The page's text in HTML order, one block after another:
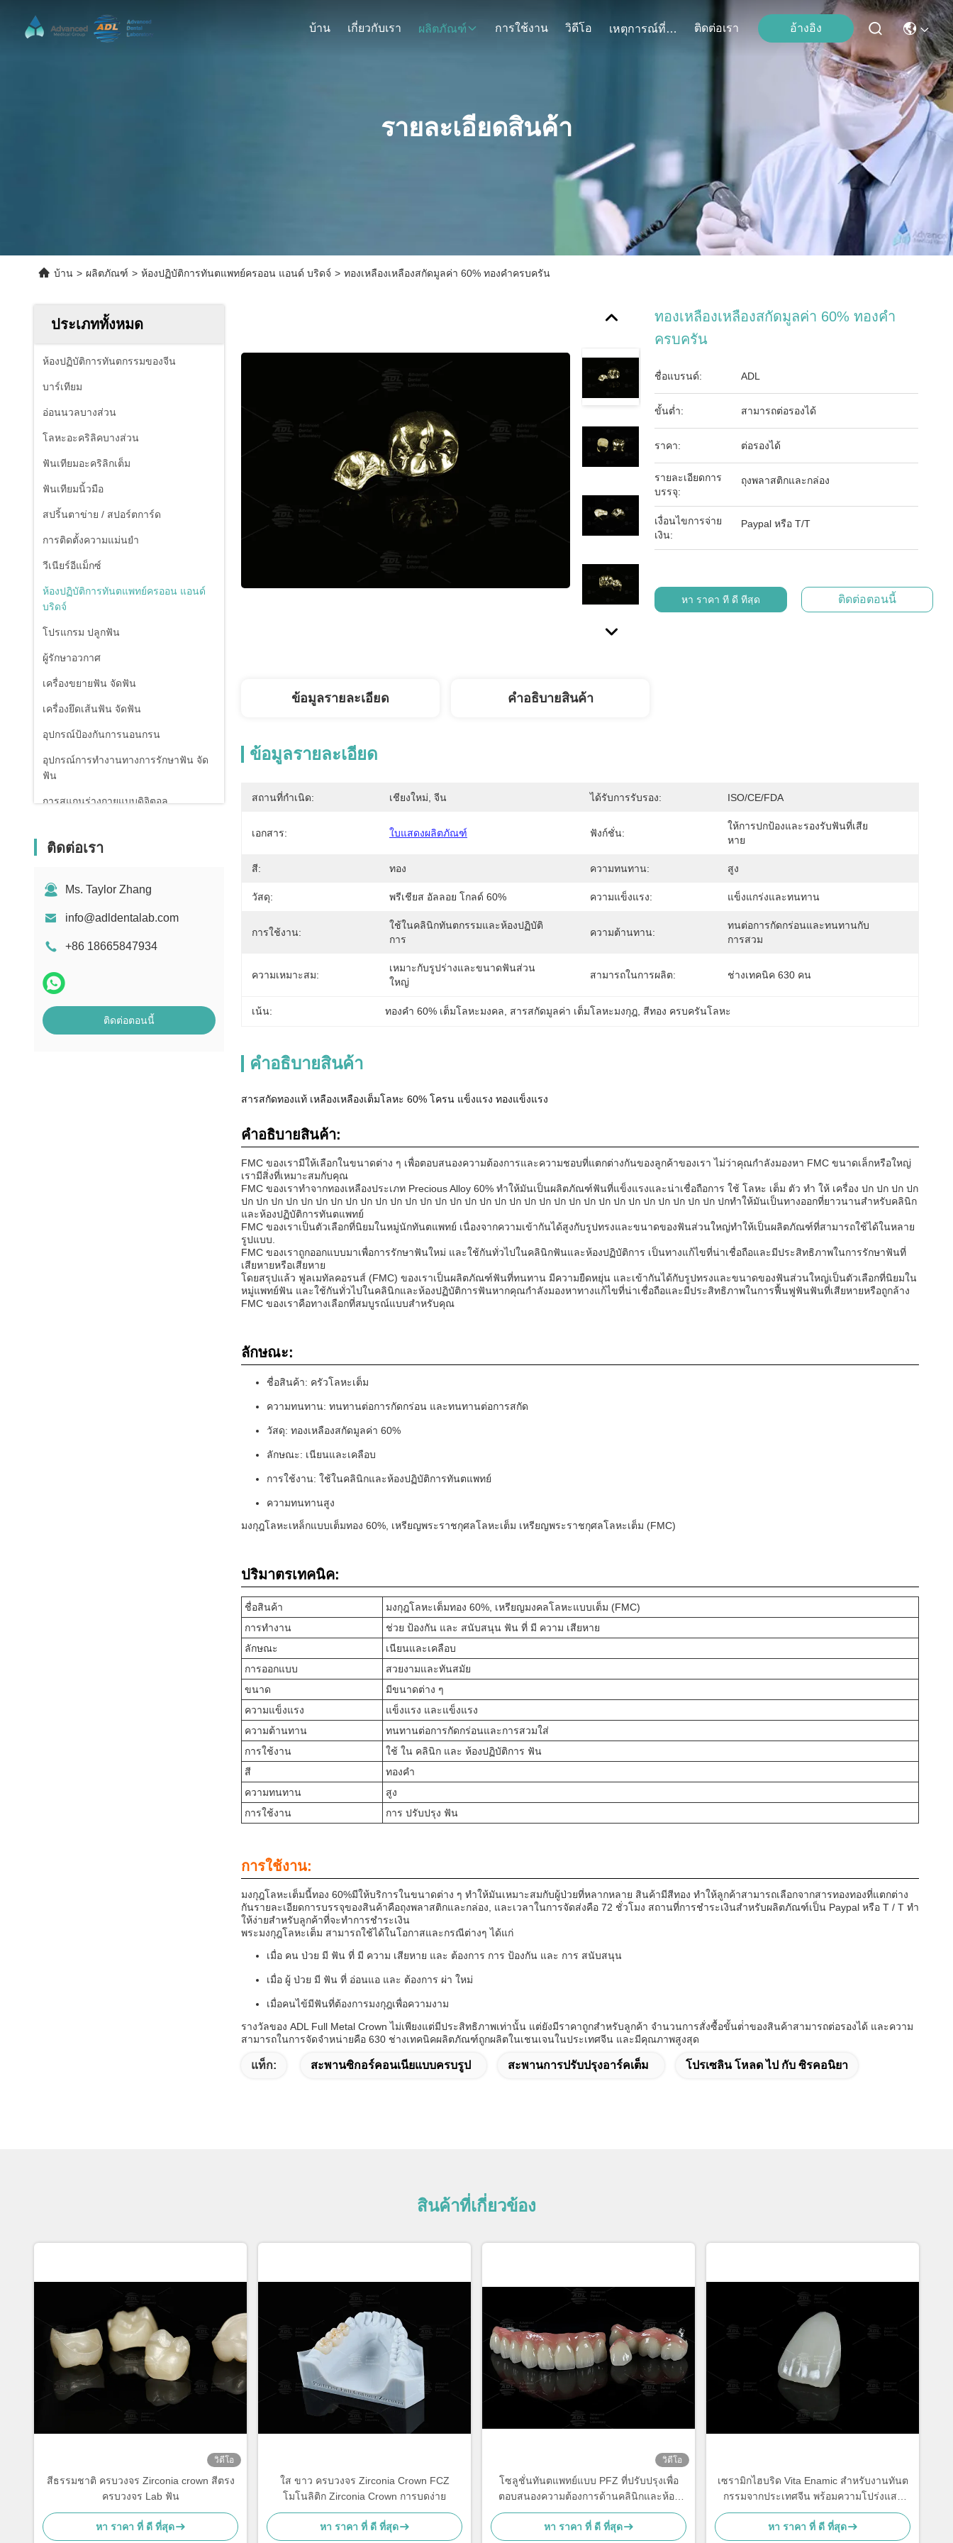
บ้าน เกี่ยวกับเรา ผลิตภัณฑ์ การใช้งาน วิดีโอ เหตุการณ์ที่เกิดขึ้น ติดต่อเรา อ้างอิง
รายละเอียดสินค้า
บ้าน > ผลิตภัณฑ์ > ห้องปฏิบัติการทันตแพทย์ครออน แอนด์ บริดจ์ > ทองเหลืองเหลืองสกัดมูลค่า 60% ทองคําครบครัน
ประเภททั้งหมด
ห้องปฏิบัติการทันตกรรมของจีน
บาร์เทียม
อ่อนนวลบางส่วน
โลหะอะคริลิคบางส่วน
ฟันเทียมอะคริลิกเต็ม
ฟันเทียมนิ้วมือ
สปริ้นตาข่าย / สปอร์ตการ์ด
การติดตั้งความแม่นยํา
วีเนียร์อีแม็กซ์
ห้องปฏิบัติการทันตแพทย์ครออน แอนด์
บริดจ์
โปรแกรม ปลูกฟัน
ผู้รักษาอวกาศ
เครื่องขยายฟัน จัดฟัน
เครื่องยึดเส้นฟัน จัดฟัน
อุปกรณ์ป้องกันการนอนกรน
อุปกรณ์การทํางานทางการรักษาฟัน จัด
ฟัน
การสแกนร่างกายแบบดิจิตอล
ติดต่อเรา
Ms. Taylor Zhang
info@adldentalab.com
+86 18665847934
ติดต่อตอนนี้
ทองเหลืองเหลืองสกัดมูลค่า 60% ทองคํา
ครบครัน
ชื่อแบรนด์: ADL
ขั้นต่ำ: สามารถต่อรองได้
ราคา: ต่อรองได้
รายละเอียดการ
บรรจุ:
ถุงพลาสติกและกล่อง
เงื่อนไขการจ่าย
เงิน:
Paypal หรือ T/T
หา ราคา ที่ ดี ที่สุด ติดต่อตอนนี้
ข้อมูลรายละเอียด คําอธิบายสินค้า
ข้อมูลรายละเอียด
สถานที่กำเนิด: เชียงใหม่, จีน ได้รับการรับรอง: ISO/CE/FDA
เอกสาร: ใบแสดงผลิตภัณฑ์ ฟังก์ชั่น:
ให้การปกป้องและรองรับฟันที่เสีย
หาย
สี: ทอง ความทนทาน: สูง
วัสดุ: พรีเชียส อัลลอย โกลด์ 60% ความแข็งแรง: แข็งแกร่งและทนทาน
การใช้งาน:
ใช้ในคลินิกทันตกรรมและห้องปฏิบัติ
การ
ความต้านทาน:
ทนต่อการกัดกร่อนและทนทานกับ
การสวม
ความเหมาะสม:
เหมาะกับรูปร่างและขนาดฟันส่วน
ใหญ่
สามารถในการผลิต: ช่างเทคนิค 630 คน
เน้น: ทองคํา 60% เต็มโลหะมงคล สารสกัดมูลค่า เต็มโลหะมงกุฎ สีทอง ครบครันโลหะ
คําอธิบายสินค้า
สารสกัดทองแท้ เหลืองเหลืองเต็มโลหะ 60% โครน แข็งแรง ทองแข็งแรง
คําอธิบายสินค้า:
FMC ของเรามีให้เลือกในขนาดต่าง ๆ เพื่อตอบสนองความต้องการและความชอบที่แตกต่างกันของลูกค้าของเรา ไม่ว่าคุณกําลังมองหา FMC ขนาดเล็กหรือใหญ่
เรามีสิ่งที่เหมาะสมกับคุณ
FMC ของเราทําจากทองเหลืองประเภท Precious Alloy 60% ทําให้มันเป็นผลิตภัณฑ์ฟันที่แข็งแรงและน่าเชื่อถือการ ใช้ โลหะ เต็ม ตัว ทํา ให้ เครื่อง ปก ปก ปก ปก
ปก ปก ปก ปก ปก ปก ปก ปก ปก ปก ปก ปก ปก ปก ปก ปก ปก ปก ปก ปก ปก ปก ปก ปก ปก ปก ปก ปก ปก ปก ปก ปก ปกทําให้มันเป็นทางออกที่ยาวนานสําหรับคลินิก
และห้องปฏิบัติการทันตแพทย์
FMC ของเราเป็นตัวเลือกที่นิยมในหมู่นักทันตแพทย์ เนื่องจากความเข้ากันได้สูงกับรูปทรงและขนาดของฟันส่วนใหญ่ทําให้เป็นผลิตภัณฑ์ที่สามารถใช้ได้ในหลาย
รูปแบบ.
FMC ของเราถูกออกแบบมาเพื่อการรักษาฟันใหม่ และใช้กันทั่วไปในคลินิกฟันและห้องปฏิบัติการ เป็นทางแก้ไขที่น่าเชื่อถือและมีประสิทธิภาพในการรักษาฟันที่
เสียหายหรือเสียหาย
โดยสรุปแล้ว ฟูลเมทัลคอรนส์ (FMC) ของเราเป็นผลิตภัณฑ์ฟันที่ทนทาน มีความยืดหยุ่น และเข้ากันได้กับรูปทรงและขนาดของฟันส่วนใหญ่เป็นตัวเลือกที่นิยมใน
หมู่แพทย์ฟัน และใช้กันทั่วไปในคลินิกและห้องปฏิบัติการฟันหากคุณกําลังมองหาทางแก้ไขที่น่าเชื่อถือและมีประสิทธิภาพในการฟื้นฟูฟันฟันที่เสียหายหรือถูกล้าง
FMC ของเราคือทางเลือกที่สมบูรณ์แบบสําหรับคุณ
ลักษณะ:
ชื่อสินค้า: ครัวโลหะเต็ม
ความทนทาน: ทนทานต่อการกัดกร่อน และทนทานต่อการสกัด
วัสดุ: ทองเหลืองสกัดมูลค่า 60%
ลักษณะ: เนียนและเคลือบ
การใช้งาน: ใช้ในคลินิกและห้องปฏิบัติการทันตแพทย์
ความทนทานสูง
มงกุฎโลหะเหล็กแบบเต็มทอง 60% , เหรียญพระราชกุศลโลหะเต็ม เหรียญพระราชกุศลโลหะเต็ม (FMC)
ปริมาตรเทคนิค:
ชื่อสินค้า มงกุฎโลหะเต็มทอง 60% , เหรียญมงคลโลหะแบบเต็ม (FMC)
การทํางาน
ช่วย ป้องกัน และ สนับสนุน ฟัน ที่ มี ความ เสียหาย
ลักษณะ
เนียนและเคลือบ
การออกแบบ
สวยงามและทันสมัย
ขนาด
มีขนาดต่าง ๆ
ความแข็งแรง
แข็งแรง และแข็งแรง
ความต้านทาน
ทนทานต่อการกัดกร่อนและการสวมใส่
การใช้งาน
ใช้ ใน คลินิก และ ห้องปฏิบัติการ ฟัน
สี
ทองคํา
ความทนทาน
สูง
การใช้งาน
การ ปรับปรุง ฟัน
การใช้งาน:
มงกุฎโลหะเต็มนี้ทอง 60%มีให้บริการในขนาดต่าง ๆ ทําให้มันเหมาะสมกับผู้ป่วยที่หลากหลาย สินค้ามีสีทอง ทําให้ลูกค้าสามารถเลือกจากสารทองทองที่แตกต่าง
กันรายละเอียดการบรรจุของสินค้าคือถุงพลาสติกและกล่อง, และเวลาในการจัดส่งคือ 72 ชั่วโมง สถานที่การชําระเงินสําหรับผลิตภัณฑ์เป็น Paypal หรือ T / T ทํา
ให้ง่ายสําหรับลูกค้าที่จะทําการชําระเงิน
พระมงกุฎโลหะเต็ม สามารถใช้ได้ในโอกาสและกรณีต่างๆ ได้แก่
เมื่อ คน ป่วย มี ฟัน ที่ มี ความ เสียหาย และ ต้องการ การ ป้องกัน และ การ สนับสนุน
เมื่อ ผู้ ป่วย มี ฟัน ที่ อ่อนแอ และ ต้องการ ผ่า ใหม่
เมื่อคนไข้มีฟันที่ต้องการมงกุฎเพื่อความงาม
รางวัลของ ADL Full Metal Crown ไม่เพียงแต่มีประสิทธิภาพเท่านั้น แต่ยังมีราคาถูกสําหรับลูกค้า จํานวนการสั่งซื้อขั้นต่ําของสินค้าสามารถต่อรองได้ และความ
สามารถในการจัดจําหน่ายคือ 630 ช่างเทคนิคผลิตภัณฑ์ถูกผลิตในเชนเจนในประเทศจีน และมีคุณภาพสูงสุด
แท็ก: สะพานซิกอร์คอนเนียแบบครบรูป สะพานการปรับปรุงอาร์คเต็ม โปรเซลิน โหลด ไป กับ ซิรคอนิยา
สินค้าที่เกี่ยวข้อง
วิดีโอ
สีธรรมชาติ ครบวงจร Zirconia crown สีตรง
ครบวงจร Lab ฟัน
หา ราคา ที่ ดี ที่สุด
ใส ขาว ครบวงจร Zirconia Crown FCZ
โมโนลิติก Zirconia Crown การบดง่าย
หา ราคา ที่ ดี ที่สุด
วิดีโอ
โซลูชั่นทันตแพทย์แบบ PFZ ที่ปรับปรุงเพื่อ
ตอบสนองความต้องการด้านคลินิกและห้อง
ปฏิบัติการทันตแพทย์ที่หลากหลาย
หา ราคา ที่ ดี ที่สุด
เซรามิกไฮบริด Vita Enamic สำหรับงานทันต
กรรมจากประเทศจีน พร้อมความโปร่งแสง
สำหรับการบูรณะฟันซี่เดียว
หา ราคา ที่ ดี ที่สุด